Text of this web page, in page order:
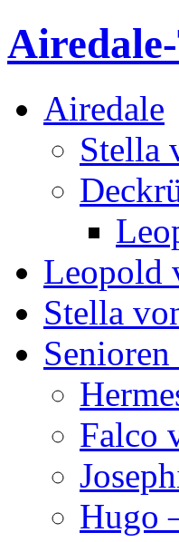
Airedale
Stella
Leopold
Stella
Falco
Hugo